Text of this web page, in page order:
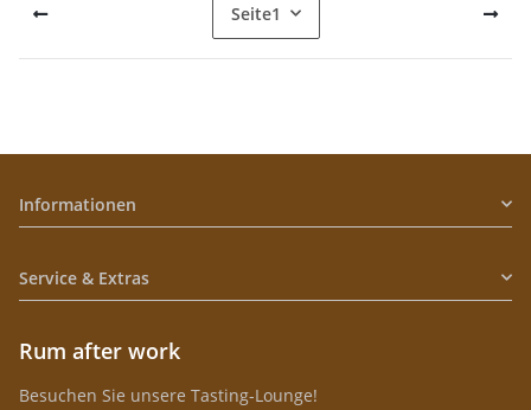
Seite1
Informationen
Service & Extras
Rum after work
Besuchen Sie unsere Tasting-Lounge!